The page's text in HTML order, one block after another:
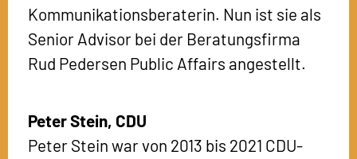
Kommunikationsberaterin. Nun ist sie als
Senior Advisor bei der Beratungsfirma
Rud Pedersen Public Affairs angestellt.
Peter Stein, CDU
Peter Stein war von 2013 bis 2021 CDU-